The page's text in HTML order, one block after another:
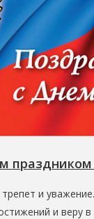
и
и